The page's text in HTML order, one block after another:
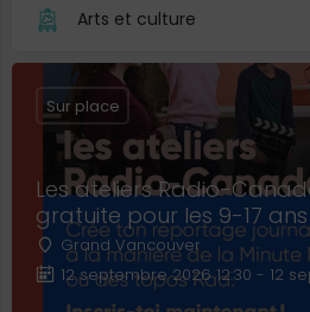
Arts et culture
Les ateliers Radio-
gratuite pour les 9-17 ans
Grand Vancouver
12 septembre 2026 12:30 - 12
Sur place